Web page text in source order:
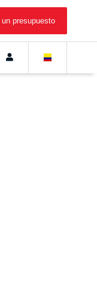
presupuesto